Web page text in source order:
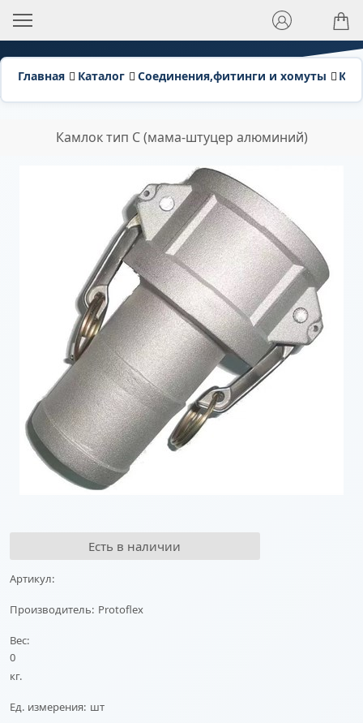
Главная Каталог Соединения,фитинги и хомуты
Камлок тип C (мама-штуцер алюминий)
Есть в наличии
Артикул:
Производитель: Protoflex
Вес:
0
кг.
Ед. измерения: шт